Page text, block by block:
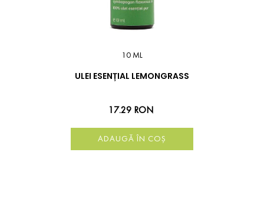
10 ML
ULEI ESENȚIAL LEMONGRASS
17.29 RON
ADAUGĂ ÎN COȘ